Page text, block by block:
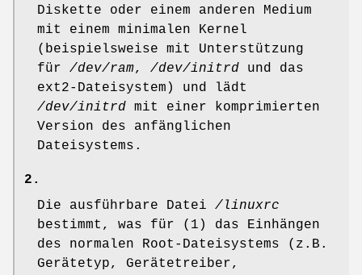
Diskette oder einem anderen Medium
mit einem minimalen Kernel
(beispielsweise mit Unterstützung
für /dev/ram, /dev/initrd und das
ext2-Dateisystem) und lädt
/dev/initrd mit einer komprimierten
Version des anfänglichen
Dateisystems.
2.
Die ausführbare Datei /linuxrc
bestimmt, was für (1) das Einhängen
des normalen Root-Dateisystems (z.B.
Gerätetyp, Gerätetreiber,